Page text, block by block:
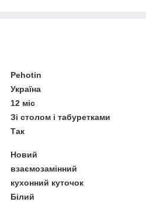
Pehotin
Україна
12 міс
Зі столом і табуретками
Так
Новий
взаємозамінний
кухонний куточок
Білий